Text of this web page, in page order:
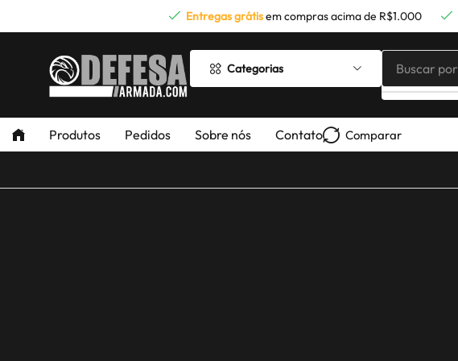
Entregas grátisem compras acima de R$1.000
Categorias Buscar por
Produtos Pedidos Sobre nós Contato Comparar